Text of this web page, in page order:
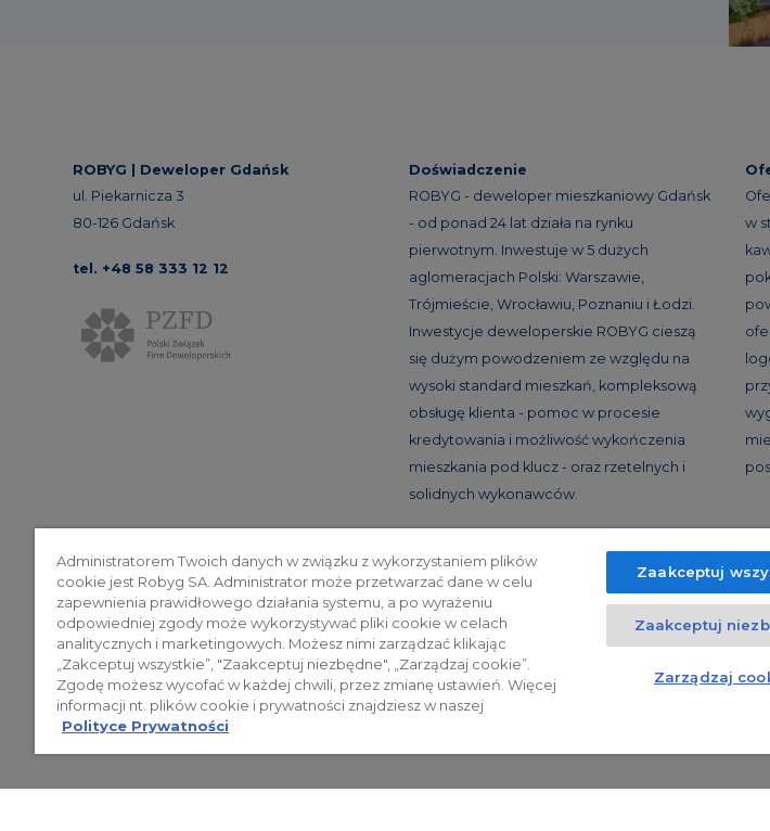
ROBYG | Deweloper Gdańsk
ul. Piekarnicza 3
80-126 Gdańsk
tel. +48 58 333 12 12
Doświadczenie
ROBYG - deweloper mieszkaniowy Gdańsk
- od ponad 24 lat działa na rynku
pierwotnym. Inwestuje w 5 dużych
aglomeracjach Polski: Warszawie,
Trójmieście, Wrocławiu, Poznaniu i Łodzi.
Inwestycje deweloperskie ROBYG cieszą
się dużym powodzeniem ze względu na
wysoki standard mieszkań, kompleksową
obsługę klienta - pomoc w procesie
kredytowania i możliwość wykończenia
mieszkania pod klucz - oraz rzetelnych i
solidnych wykonawców.
w
Polityka prywatności Relacje
© 2026 ROBYG. Wszystkie prawa zastrzeżone. Powyższa oferta i
mogą być traktowane jako ostateczne projekty realizacyjne, nie stanowią
oraz innych właściwych
Administratorem Twoich danych w związku z wykorzystaniem plików
cookie jest Robyg SA. Administrator może przetwarzać dane w celu
zapewnienia prawidłowego działania systemu, a po wyrażeniu
odpowiedniej zgody może wykorzystywać pliki cookie w celach
analitycznych i marketingowych. Możesz nimi zarządzać klikając
„Zakceptuj wszystkie”, "Zaakceptuj niezbędne", „Zarządzaj cookie”.
Zgodę możesz wycofać w każdej chwili, przez zmianę ustawień. Więcej
informacji nt. plików cookie i prywatności znajdziesz w naszej
Polityce Prywatności
Zaakceptuj
Zaakceptuj
Zarządzaj